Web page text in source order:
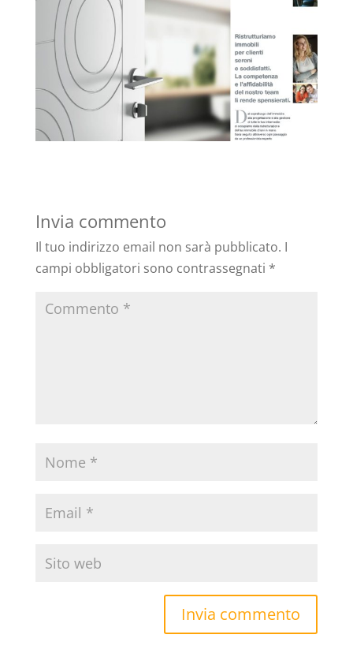
Invia commento
Il tuo indirizzo email non sarà pubblicato. I
campi obbligatori sono contrassegnati *